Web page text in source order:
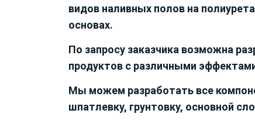
видов наливных полов на
основах.
По запросу заказчика возможна
продуктов с различными
Мы можем разработать все
шпатлевку, грунтовку, основной